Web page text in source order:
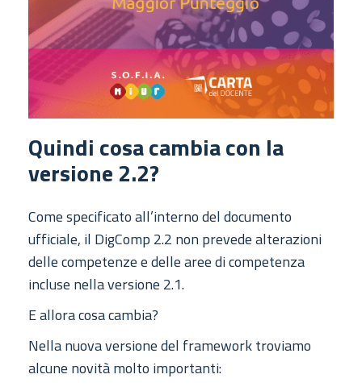
Quindi cosa cambia con la
versione 2.2?
Come specificato all’interno del documento
ufficiale, il DigComp 2.2 non prevede alterazioni
delle competenze e delle aree di competenza
incluse nella versione 2.1.
E allora cosa cambia?
Nella nuova versione del framework troviamo
alcune novità molto importanti: